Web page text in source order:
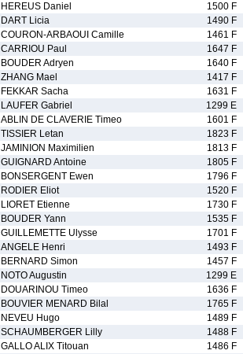
HEREUS Daniel 1500 F
DART Licia 1490 F
COURON-ARBAOUI Camille 1461 F
CARRIOU Paul 1647 F
BOUDER Adryen 1640 F
ZHANG Mael 1417 F
FEKKAR Sacha 1631 F
LAUFER Gabriel 1299 E
ABLIN DE CLAVERIE Timeo 1601 F
TISSIER Letan 1823 F
JAMINION Maximilien 1813 F
GUIGNARD Antoine 1805 F
BONSERGENT Ewen 1796 F
RODIER Eliot 1520 F
LIORET Etienne 1730 F
BOUDER Yann 1535 F
GUILLEMETTE Ulysse 1701 F
ANGELE Henri 1493 F
BERNARD Simon 1457 F
NOTO Augustin 1299 E
DOUARINOU Timeo 1636 F
BOUVIER MENARD Bilal 1765 F
NEVEU Hugo 1489 F
SCHAUMBERGER Lilly 1488 F
GALLO ALIX Titouan 1486 F